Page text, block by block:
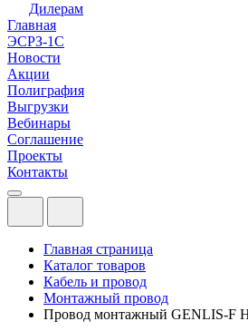
Дилерам
Главная
ЭСРЗ-1С
Новости
Акции
Полиграфия
Выгрузки
Вебинары
Соглашение
Проекты
Контакты
Главная страница
Каталог товаров
Кабель и провод
Монтажный провод
Провод монтажный GENLIS-F